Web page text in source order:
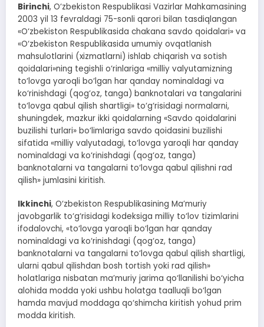
Birinchi, O‘zbekiston Respublikasi Vazirlar Mahkamasining
2003 yil 13 fevraldagi 75-sonli qarori bilan tasdiqlangan
«O‘zbekiston Respublikasida chakana savdo qoidalari» va
«O‘zbekiston Respublikasida umumiy ovqatlanish
mahsulotlarini (xizmatlarni) ishlab chiqarish va sotish
qoidalari»ning tegishli o‘rinlariga «milliy valyutamizning
to‘lovga yaroqli bo‘lgan har qanday nominaldagi va
ko‘rinishdagi (qog‘oz, tanga) banknotalari va tangalarini
to‘lovga qabul qilish shartligi» to‘g‘risidagi normalarni,
shuningdek, mazkur ikki qoidalarning «Savdo qoidalarini
buzilishi turlari» bo‘limlariga savdo qoidasini buzilishi
sifatida «milliy valyutadagi, to‘lovga yaroqli har qanday
nominaldagi va ko‘rinishdagi (qog‘oz, tanga)
banknotalarni va tangalarni to‘lovga qabul qilishni rad
qilish» jumlasini kiritish.
Ikkinchi, O‘zbekiston Respublikasining Ma’muriy
javobgarlik to‘g‘risidagi kodeksiga milliy to‘lov tizimlarini
ifodalovchi, «to‘lovga yaroqli bo‘lgan har qanday
nominaldagi va ko‘rinishdagi (qog‘oz, tanga)
banknotalarni va tangalarni to‘lovga qabul qilish shartligi,
ularni qabul qilishdan bosh tortish yoki rad qilish»
holatlariga nisbatan ma’muriy jarima qo‘llanilishi bo‘yicha
alohida modda yoki ushbu holatga taalluqli bo‘lgan
hamda mavjud moddaga qo‘shimcha kiritish yohud prim
modda kiritish.